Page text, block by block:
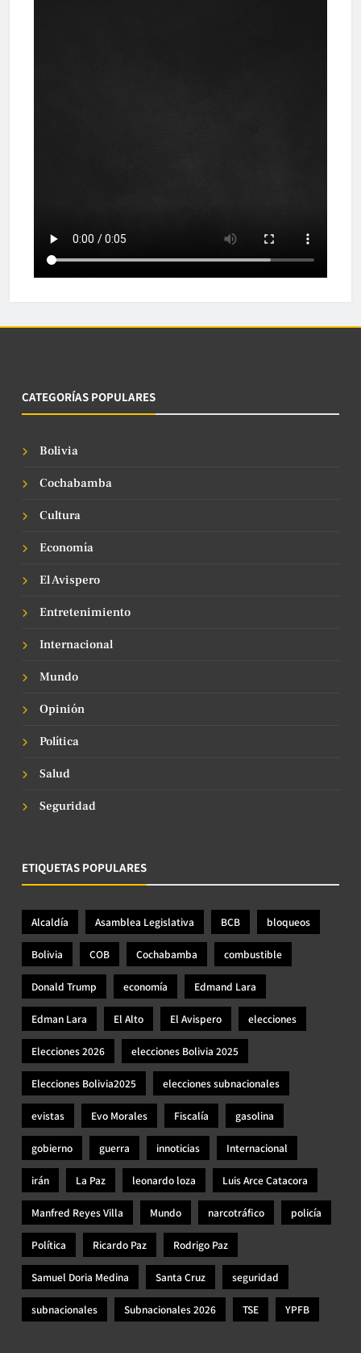
CATEGORÍAS POPULARES
Bolivia
Cochabamba
Cultura
Economía
El Avispero
Entretenimiento
Internacional
Mundo
Opinión
Política
Salud
Seguridad
ETIQUETAS POPULARES
Alcaldía Asamblea Legislativa BCB bloqueos
Bolivia COB Cochabamba combustible
Donald Trump economía Edmand Lara
Edman Lara El Alto El Avispero elecciones
Elecciones 2026 elecciones Bolivia 2025
Elecciones Bolivia2025 elecciones subnacionales
evistas Evo Morales Fiscalía gasolina
gobierno guerra innoticias Internacional
irán La Paz leonardo loza Luis Arce Catacora
Manfred Reyes Villa Mundo narcotráfico policía
Política Ricardo Paz Rodrigo Paz
Samuel Doria Medina Santa Cruz seguridad
subnacionales Subnacionales 2026 TSE YPFB